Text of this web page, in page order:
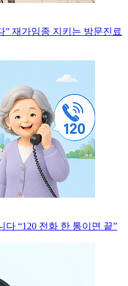
” 재가임종 지키는 방문진료
다 “120 전화 한 통이면 끝”